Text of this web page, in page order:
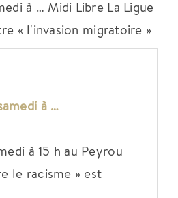
à … Midi Libre La Ligue
« l'invasion migratoire »
à …
à 15 h au Peyrou
le racisme » est